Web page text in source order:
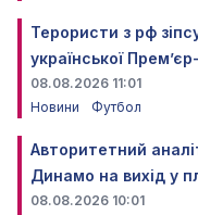
Терористи з рф
української
08.08.2026 11:01
Новини
Футбол
Авторитетний
Динамо на вихід у
08.08.2026 10:01